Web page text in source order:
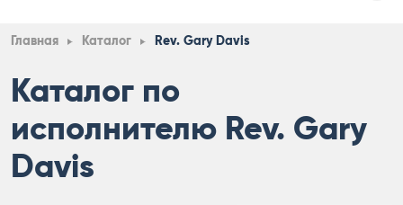
Главная Каталог Rev. Gary Davis
Каталог по
исполнителю Rev. Gary
Davis